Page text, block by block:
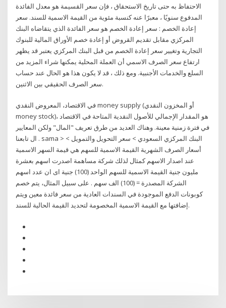
الاحتفاظ به حتى تاريخ الاستحقاق ، فإن سعر القسيمة هو معدل الفائدة
المدفوع سنويًا ، معبرًا عنه كنسبة مئوية من القيمة الاسمية للسند. سعر
إعادة الخصم : سعر إعادة الخصم هو سعر الفائدة الذي يتقاضاه البنك
المركزي مقابل تقديم القروض أو إعادة خصم الأوراق المالية للبنوك
التجارية وتغيير سعر إعادة الخصم من قبل البنك المركزي يعتبر قد يظهر
ارتفاع سعر الصرف الاسمي أن العملة المحلية يمكنها شراء المزيد من
السلع والخدمات الأجنبية. ومع ذلك ، قد لا يكون هذا هو الحال عند حساب
سعر الصرف الحقيقي بين الاثنين.
في الاقتصاد، المعروض النقدي money supply (أو المخزون النقدي
money stock)، هو المقدار الإجمالي للأصول النقدية المتاحة في الاقتصاد
في فترة زمنية معينة. وهناك العديد من طرق تعريف "المال" ولكن المعايير
ال تابعنا . sama > البنك المركزي السعودي > سعر التحويل والتمويل >
أسعار الصرف الشهرية القيمة الاسمية للسهم هي قيمة السهر الاسمية
عند اصدار الاسهم كمثال لذلك شركة مساهمة اصدرت اسهم بعشرة
مليون جنية القيمة الاسمية للسهم الواحد (100) جنية اى ان عدد اسهم
الشركة المصدرة = (100) الف سهم . على سبيل المثال، يتم خصم
كوبونات الدفع الموجودة في السندات العادية من سعر فائدة معين ويتم
إضافتها مع القيمة الاسمية المخصومة لتحديد القيمة الحالية للسند.